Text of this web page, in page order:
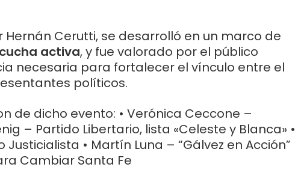
Hernán Cerutti, se desarrolló en un marco de
activa, y fue valorado por el público
necesaria para fortalecer el vínculo entre el
políticos.
de dicho evento: • Verónica Ceccone –
– Partido Libertario, lista «Celeste y Blanca» •
• Martín Luna – “Gálvez en Acción”
Cambiar Santa Fe